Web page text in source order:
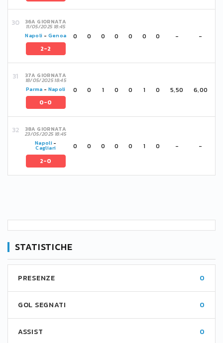
36A GIORNATA
11/05/2025 18:45
Napoli - Genoa
2-2
0 0 0 0 0 0 0 - -
37A GIORNATA
18/05/2025 18:45
Parma - Napoli
0-0
0 0 1 0 0 1 0 5,50 6,00
38A GIORNATA
23/05/2025 18:45
Napoli -
Cagliari
2-0
0 0 0 0 0 1 0 - -
STATISTICHE
PRESENZE 0
GOL SEGNATI 0
ASSIST 0